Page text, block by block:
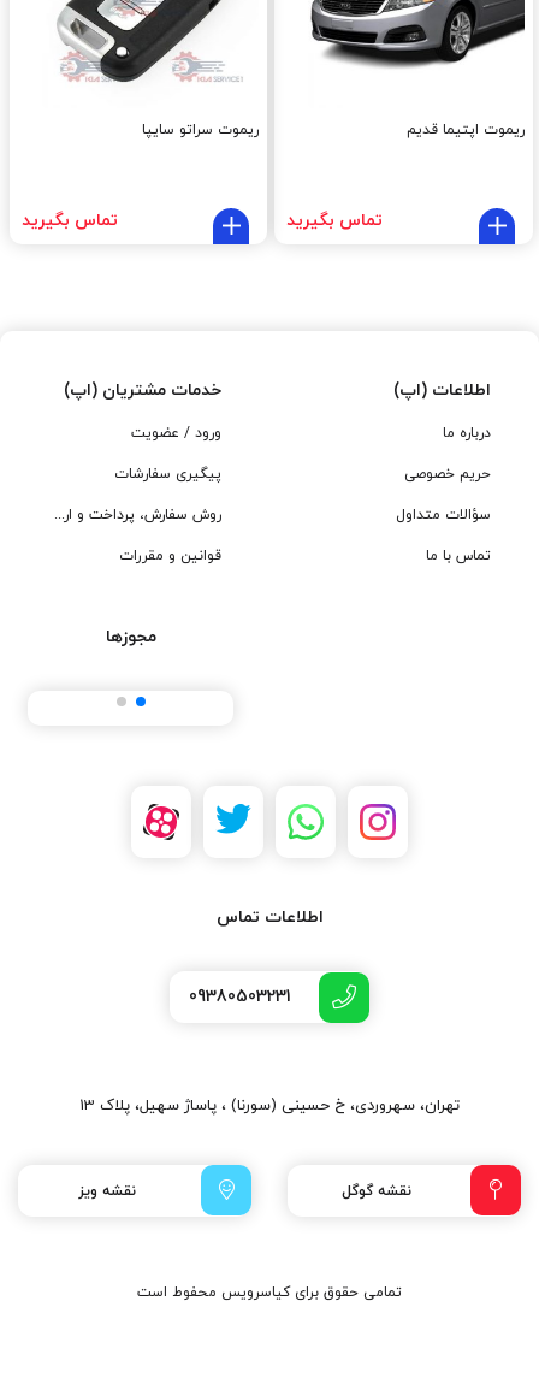
ریموت اپتیما قدیم
تماس بگیرید
ریموت سراتو سایپا
تماس بگیرید
اطلاعات (اپ)
درباره ما
حریم خصوصی
سؤالات متداول
تماس با ما
خدمات مشتریان (اپ)
ورود / عضویت
پیگیری سفارشات
روش سفارش، پرداخت و ارسال
قوانین و مقررات
مجوزها
اطلاعات تماس
09380503231
تهران، سهروردی، خ حسینی (سورنا) ، پاساژ سهیل، پلاک 13
نقشه گوگل نقشه ویز
تمامی حقوق برای کیاسرویس محفوط است